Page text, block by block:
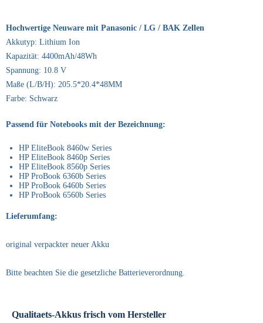
Hochwertige Neuware mit Panasonic / LG / BAK Zellen
Akkutyp: Lithium Ion
Kapazität: 4400mAh/48Wh
Spannung: 10.8 V
Maße (L/B/H): 205.5*20.4*48MM
Farbe: Schwarz
Passend für Notebooks mit der Bezeichnung:
HP EliteBook 8460w Series
HP EliteBook 8460p Series
HP EliteBook 8560p Series
HP ProBook 6360b Series
HP ProBook 6460b Series
HP ProBook 6560b Series
Lieferumfang:
original verpackter neuer Akku
Bitte beachten Sie die gesetzliche Batterieverordnung.
Qualitaets-Akkus frisch vom Hersteller